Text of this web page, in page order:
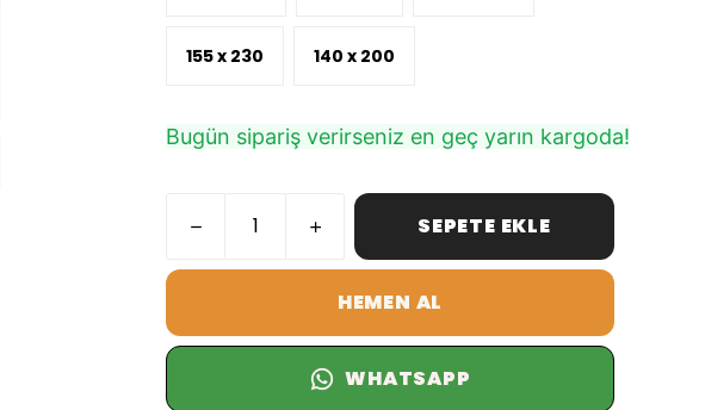
155 x 230 140 x 200
Bugün sipariş verirseniz en geç yarın kargoda!
SEPETE EKLE
HEMEN AL
WHATSAPP